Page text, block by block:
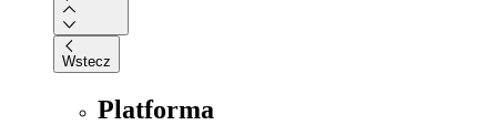
Wstecz
Platforma